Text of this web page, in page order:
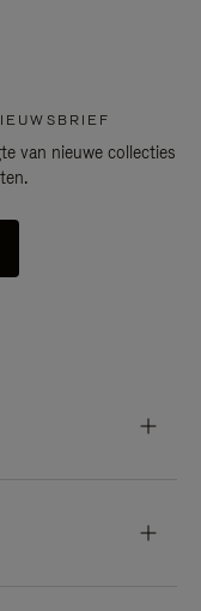
van nieuwe collecties